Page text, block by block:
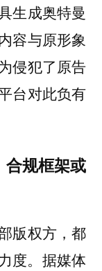
生成奥特曼
容与原形象
侵犯了原告
台对此负有
规框架或
版权方，都
度。据媒体